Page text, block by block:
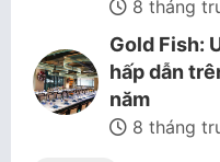
8 tháng
Gold Fish:
hấp dẫn
năm
8 tháng